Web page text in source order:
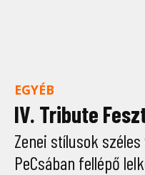
EGYÉB
IV. Tribute
Zenei stílusok
PeCsában fellépő